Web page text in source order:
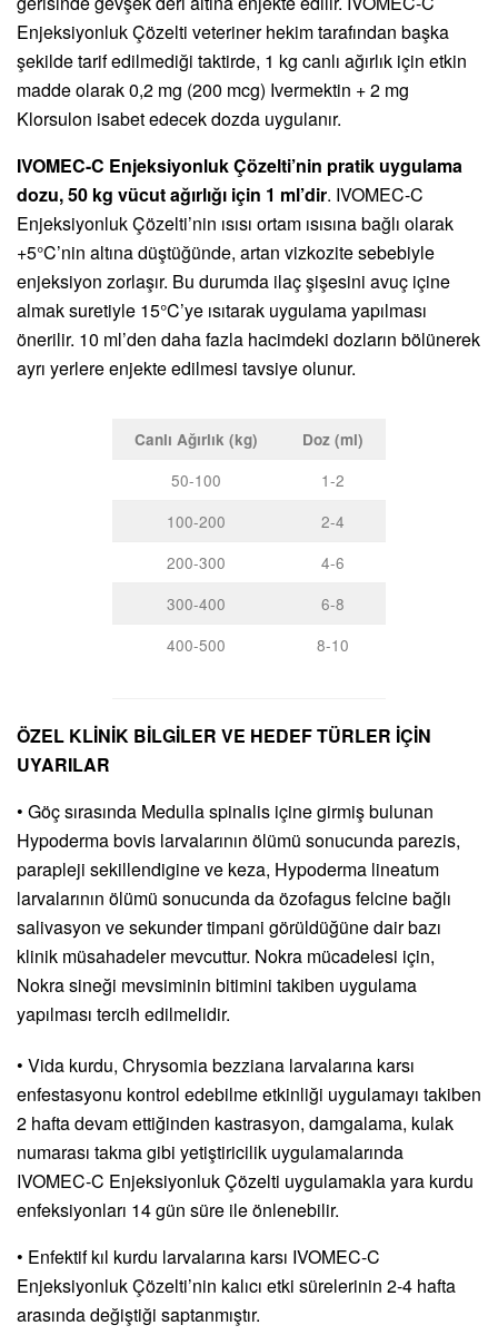
Enjeksiyonluk Çözelti veteriner hekim tarafından başka
şekilde tarif edilmediği taktirde, 1 kg canlı ağırlık için etkin
madde olarak 0,2 mg (200 mcg) Ivermektin + 2 mg
Klorsulon isabet edecek dozda uygulanır.
IVOMEC-C Enjeksiyonluk Çözelti’nin pratik uygulama
dozu, 50 kg vücut ağırlığı için 1 ml’dir. IVOMEC-C
Enjeksiyonluk Çözelti’nin ısısı ortam ısısına bağlı olarak
+5°C’nin altına düştüğünde, artan vizkozite sebebiyle
enjeksiyon zorlaşır. Bu durumda ilaç şişesini avuç içine
almak suretiyle 15°C’ye ısıtarak uygulama yapılması
önerilir. 10 ml’den daha fazla hacimdeki dozların bölünerek
ayrı yerlere enjekte edilmesi tavsiye olunur.
Canlı Ağırlık (kg) Doz (ml)
50-100
1-2
100-200
2-4
200-300
4-6
300-400
6-8
400-500
8-10
ÖZEL KLİNİK BİLGİLER VE HEDEF TÜRLER İÇİN
UYARILAR
• Göç sırasında Medulla spinalis içine girmiş bulunan
Hypoderma bovis larvalarının ölümü sonucunda parezis,
parapleji sekillendigine ve keza, Hypoderma lineatum
larvalarının ölümü sonucunda da özofagus felcine bağlı
salivasyon ve sekunder timpani görüldüğüne dair bazı
klinik müsahadeler mevcuttur. Nokra mücadelesi için,
Nokra sineği mevsiminin bitimini takiben uygulama
yapılması tercih edilmelidir.
• Vida kurdu, Chrysomia bezziana larvalarına karsı
enfestasyonu kontrol edebilme etkinliği uygulamayı takiben
2 hafta devam ettiğinden kastrasyon, damgalama, kulak
numarası takma gibi yetiştiricilik uygulamalarında
IVOMEC-C Enjeksiyonluk Çözelti uygulamakla yara kurdu
enfeksiyonları 14 gün süre ile önlenebilir.
• Enfektif kıl kurdu larvalarına karsı IVOMEC-C
Enjeksiyonluk Çözelti’nin kalıcı etki sürelerinin 2-4 hafta
arasında değiştiği saptanmıştır.